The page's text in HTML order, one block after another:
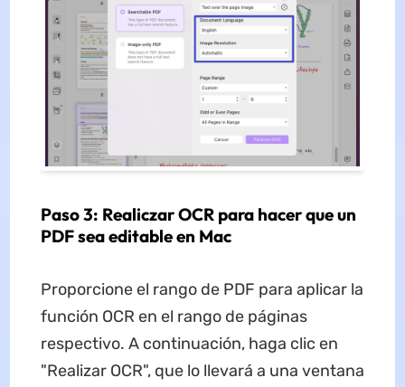
Paso 3: Realiczar OCR para hacer que un
PDF sea editable en Mac
Proporcione el rango de PDF para aplicar la
función OCR en el rango de páginas
respectivo. A continuación, haga clic en
"Realizar OCR", que lo llevará a una ventana